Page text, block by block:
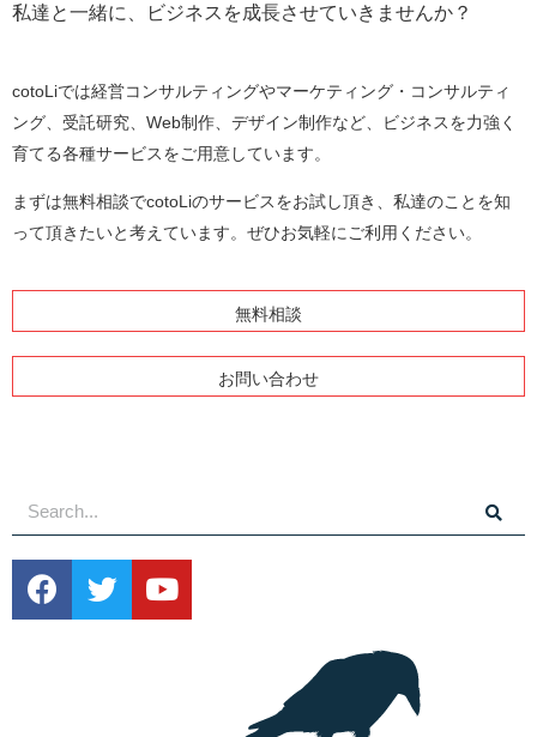
私達と一緒に、ビジネスを成長させていきませんか？
cotoLiでは経営コンサルティングやマーケティング・コンサルティ
ング、受託研究、Web制作、デザイン制作など、ビジネスを力強く
育てる各種サービスをご用意しています。
まずは無料相談でcotoLiのサービスをお試し頂き、私達のことを知
って頂きたいと考えています。ぜひお気軽にご利用ください。
無料相談
お問い合わせ